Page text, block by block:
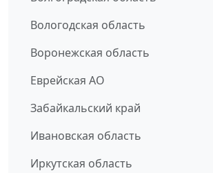
Вологодская область
Воронежская область
Еврейская АО
Забайкальский край
Ивановская область
Иркутская область